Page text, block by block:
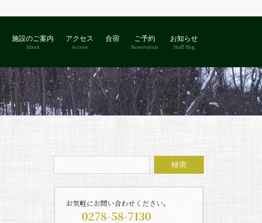
施設のご案内
About
アクセス
Access
合宿
ご予約
Reservation
お知らせ
Staff Blog
お気軽にお問い合わせください。
0278-58-7130